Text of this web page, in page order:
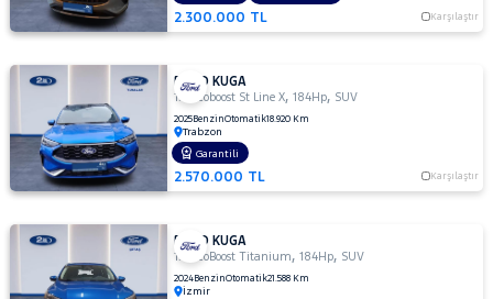
2.300.000 TL Karşılaştır
FORD KUGA
1.5 Ecoboost St Line X,184Hp, SUV
2025BenzinOtomatik18.920 Km
Trabzon
2.570.000 TL Karşılaştır
Garantili
FORD KUGA
1.5 EcoBoost Titanium,184Hp, SUV
2024BenzinOtomatik21.588 Km
İzmir